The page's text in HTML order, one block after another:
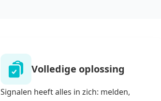
Volledige oplossing
Signalen heeft alles in zich: melden,